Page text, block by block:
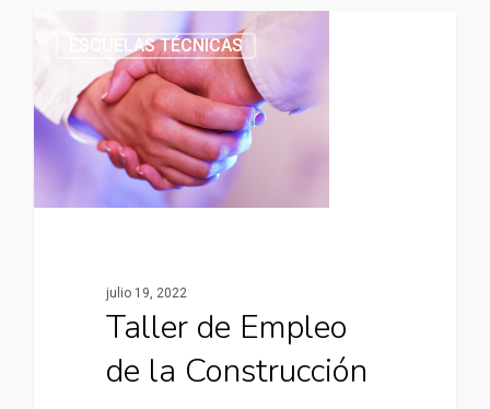
ESCUELAS TÉCNICAS
julio 19, 2022
Taller de Empleo
de la Construcción